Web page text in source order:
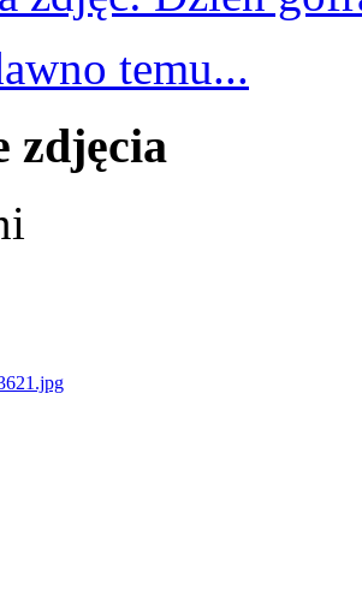
temu...
zdjęcia